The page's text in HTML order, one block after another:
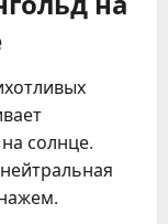
солнце.